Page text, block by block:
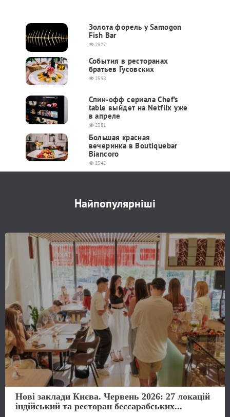
Золота форель у Samogon
Fish Bar
2927
События в ресторанах
братьев Гусовских
2598
Спин-офф сериала Сhef’s
table выйдет на Netflix уже
в апреле
2381
Большая красная
вечеринка в Boutiquebar
Biancoro
2342
Найпопулярніші
Нові заклади Києва. Червень 2026: 27 локацій
індійський та ресторан бессарабських...